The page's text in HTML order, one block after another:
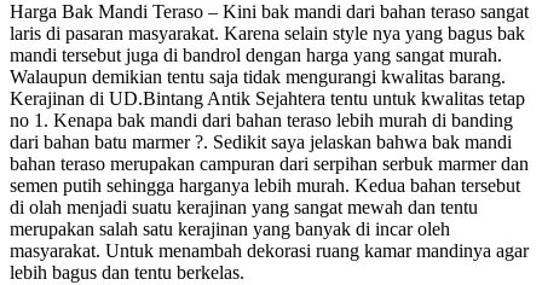
Harga Bak Mandi Teraso – Kini bak mandi dari bahan teraso sangat
laris di pasaran masyarakat. Karena selain style nya yang bagus bak
mandi tersebut juga di bandrol dengan harga yang sangat murah.
Walaupun demikian tentu saja tidak mengurangi kwalitas barang.
Kerajinan di UD.Bintang Antik Sejahtera tentu untuk kwalitas tetap
no 1. Kenapa bak mandi dari bahan teraso lebih murah di banding
dari bahan batu marmer ?. Sedikit saya jelaskan bahwa bak mandi
bahan teraso merupakan campuran dari serpihan serbuk marmer dan
semen putih sehingga harganya lebih murah. Kedua bahan tersebut
di olah menjadi suatu kerajinan yang sangat mewah dan tentu
merupakan salah satu kerajinan yang banyak di incar oleh
masyarakat. Untuk menambah dekorasi ruang kamar mandinya agar
lebih bagus dan tentu berkelas.